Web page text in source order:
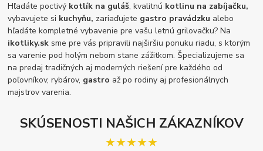
Hľadáte poctivý kotlík na guláš, kvalitnú kotlinu na zabíjačku,
vybavujete si kuchyňu, zariaďujete gastro pravádzku alebo
hľadáte kompletné vybavenie pre vašu letnú grilovačku? Na
ikotliky.sk sme pre vás pripravili najširšiu ponuku riadu, s ktorým
sa varenie pod holým nebom stane zážitkom. Špecializujeme sa
na predaj tradičných aj moderných riešení pre každého od
poľovníkov, rybárov, gastro až po rodiny aj profesionálnych
majstrov varenia.
SKÚSENOSTI NAŠICH ZÁKAZNÍKOV
★★★★★